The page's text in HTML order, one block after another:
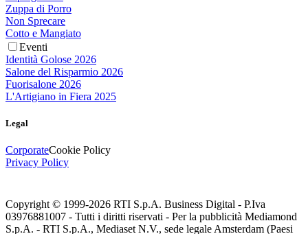
Zuppa di Porro
Non Sprecare
Cotto e Mangiato
Eventi
Identità Golose 2026
Salone del Risparmio 2026
Fuorisalone 2026
L'Artigiano in Fiera 2025
Legal
CorporateCookie Policy
Privacy Policy
Copyright © 1999-2026 RTI S.p.A. Business Digital - P.Iva
03976881007 - Tutti i diritti riservati - Per la pubblicità Mediamond
S.p.A. - RTI S.p.A., Mediaset N.V., sede legale Amsterdam (Paesi